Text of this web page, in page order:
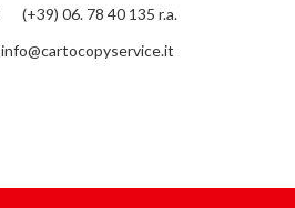
(+39) 06. 78 40 135 r.a.
info@cartocopyservice.it